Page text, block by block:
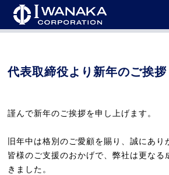
HOME > ニュース > 代表取締役より新年のご挨
代表取締役より新年のご挨拶
謹んで新年のご挨拶を申し上げます。
旧年中は格別のご愛顧を賜り、誠にあり
皆様のご支援のおかげで、弊社は更なる
きました。